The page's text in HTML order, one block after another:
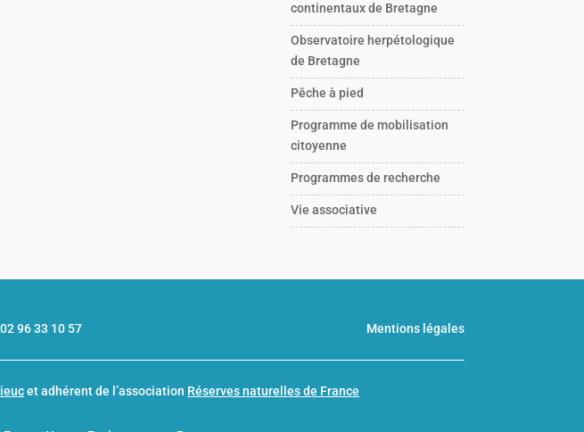
continentaux de Bretagne
Observatoire herpétologique
de Bretagne
Pêche à pied
Programme de mobilisation
citoyenne
Programmes de recherche
Vie associative
96 33 10 57 Mentions légales
et adhérent de l’association Réserves naturelles de France